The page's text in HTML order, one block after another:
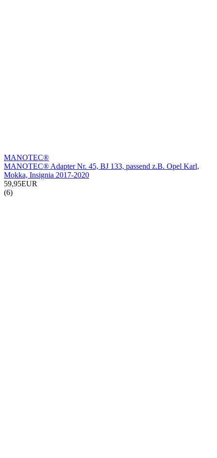
MANOTEC®
MANOTEC® Adapter Nr. 45, BJ 133, passend z.B. Opel Karl,
Mokka, Insignia 2017-2020
59,95EUR
(6)